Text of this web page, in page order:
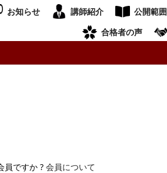
お知らせ 講師紹介 公開範囲
合格者の声
員ですか ? 会員について